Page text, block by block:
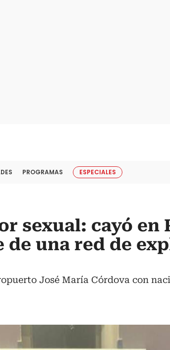
PROGRAMAS ESPECIALES
sexual: cayó en
una red de
José María Córdova con